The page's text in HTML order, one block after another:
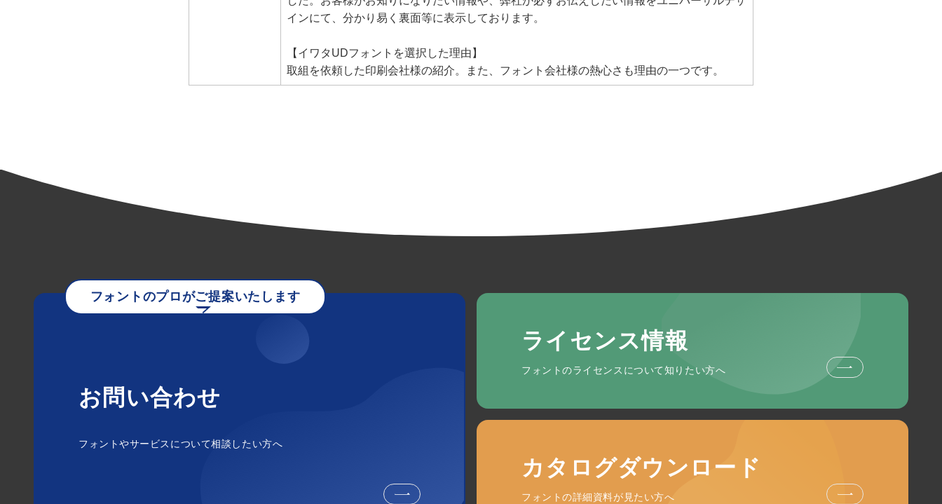
インにて、分かり易く裏面等に表示しております。
【イワタUDフォントを選択した理由】
取組を依頼した印刷会社様の紹介。また、フォント会社様の熱心さも理由の一つです。
フォントのプロがご提案いたします
お問い合わせ
フォントやサービスについて相談したい方へ
ライセンス情報
フォントのライセンスについて知りたい方へ
カタログダウンロード
フォントの詳細資料が見たい方へ